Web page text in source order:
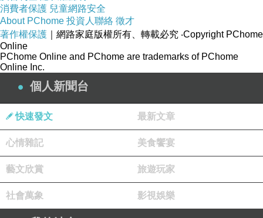
料，具備絕
佳的吸濕
性，有效調
節人體溫度
與濕度
部分商品50?
上的含棉量
並添加天然
棉質於布料
中
消費者保護 兒童網路安全
About PChome 投資人聯絡 徵才
著作權保護 ｜網路家庭版權所有、轉載必究 ‧Copyright PChome
Online
PChome Online and PChome are trademarks of PChome
Online Inc.
個人新聞台
快速發文 最新文章
心情雜記 美食饗宴
藝文欣賞 旅遊玩家
社會萬象 影視娛樂